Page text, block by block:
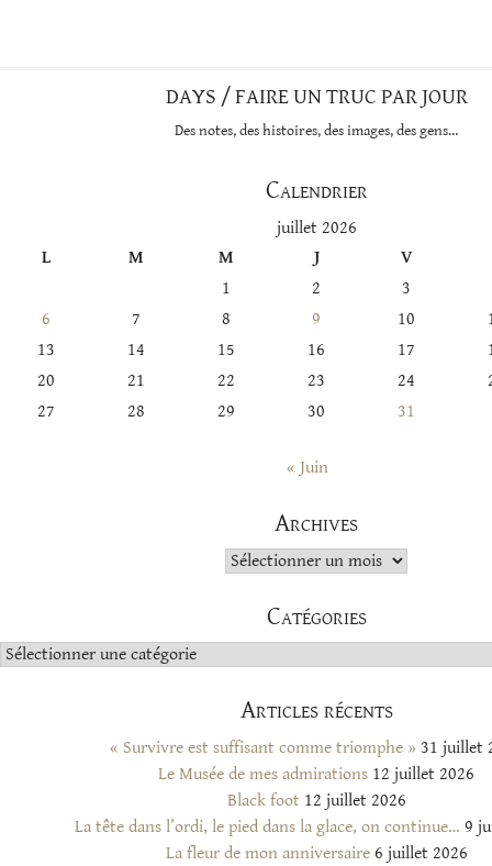
DAYS / FAIRE UN TRUC PAR JOUR
Des notes, des histoires, des images, des gens…
Calendrier
juillet 2026
L
M M J
V
1
2
3
6
7 8 9 10
13
14 15 16 17
20
21 22 23 24
27
28 29 30 31
« Juin
Archives
Archives
Catégories
Catégories
Articles récents
« Survivre est suffisant comme triomphe » 31 juillet
Le Musée de mes admirations 12 juillet 2026
Black foot 12 juillet 2026
La tête dans l’ordi, le pied dans la glace, on continue… 9
La fleur de mon anniversaire 6 juillet 2026